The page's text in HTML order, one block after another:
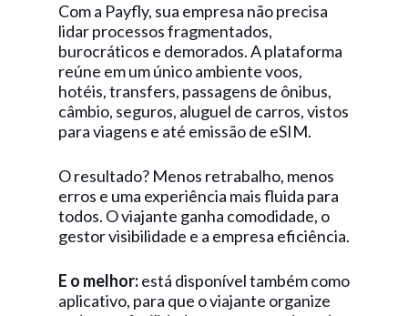
Com a Payfly, sua empresa não precisa
lidar processos fragmentados,
burocráticos e demorados. A plataforma
reúne em um único ambiente voos,
hotéis, transfers, passagens de ônibus,
câmbio, seguros, aluguel de carros, vistos
para viagens e até emissão de eSIM.
O resultado? Menos retrabalho, menos
erros e uma experiência mais fluida para
todos. O viajante ganha comodidade, o
gestor visibilidade e a empresa eficiência.
E o melhor:está disponível também como
aplicativo, para que o viajante organize